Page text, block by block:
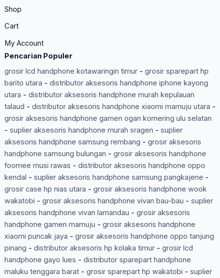
Shop
Cart
My Account
Pencarian Populer
grosir lcd handphone kotawaringin timur- grosir sparepart hp
barito utara - distributor aksesoris handphone iphone kayong
utara - distributor aksesoris handphone murah kepulauan
talaud - distributor aksesoris handphone xiaomi mamuju utara -
grosir aksesoris handphone gamen ogan komering ulu selatan
- suplier aksesoris handphone murah sragen - suplier
aksesoris handphone samsung rembang - grosir aksesoris
handphone samsung bulungan - grosir aksesoris handphone
foomee musi rawas - distributor aksesoris handphone oppo
kendal - suplier aksesoris handphone samsung pangkajene -
grosir case hp nias utara - grosir aksesoris handphone wook
wakatobi - grosir aksesoris handphone vivan bau-bau - suplier
aksesoris handphone vivan lamandau - grosir aksesoris
handphone gamen mamuju - grosir aksesoris handphone
xiaomi puncak jaya - grosir aksesoris handphone oppo tanjung
pinang - distributor aksesoris hp kolaka timur- grosir lcd
handphone gayo lues - distributor sparepart handphone
maluku tenggara barat- grosir sparepart hp wakatobi - suplier